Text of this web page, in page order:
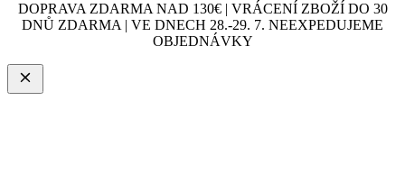
DOPRAVA ZDARMA NAD 130€ | VRÁCENÍ ZBOŽÍ DO 30
DNŮ ZDARMA | VE DNECH 28.-29. 7. NEEXPEDUJEME
OBJEDNÁVKY